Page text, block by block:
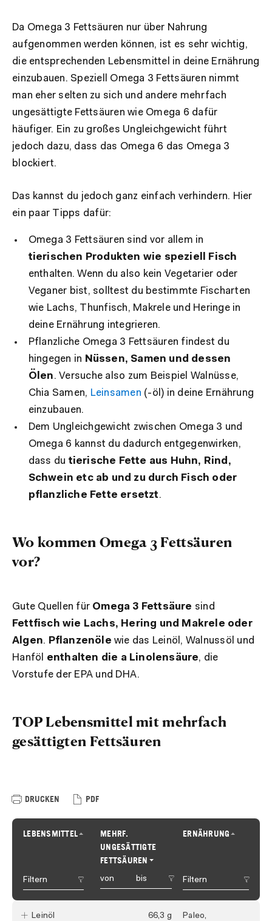
Da Omega 3 Fettsäuren nur über Nahrung
aufgenommen werden können, ist es sehr wichtig,
die entsprechenden Lebensmittel in deine Ernährung
einzubauen. Speziell Omega 3 Fettsäuren nimmt
man eher selten zu sich und andere mehrfach
ungesättigte Fettsäuren wie Omega 6 dafür
häufiger. Ein zu großes Ungleichgewicht führt
jedoch dazu, dass das Omega 6 das Omega 3
blockiert.
Das kannst du jedoch ganz einfach verhindern. Hier
ein paar Tipps dafür:
Omega 3 Fettsäuren sind vor allem in
tierischen Produkten wie speziell Fisch
enthalten. Wenn du also kein Vegetarier oder
Veganer bist, solltest du bestimmte Fischarten
wie Lachs, Thunfisch, Makrele und Heringe in
deine Ernährung integrieren.
Pflanzliche Omega 3 Fettsäuren findest du
hingegen in Nüssen, Samen und dessen
Ölen. Versuche also zum Beispiel Walnüsse,
Chia Samen, Leinsamen (-öl) in deine Ernährung
einzubauen.
Dem Ungleichgewicht zwischen Omega 3 und
Omega 6 kannst du dadurch entgegenwirken,
dass du tierische Fette aus Huhn, Rind,
Schwein etc ab und zu durch Fisch oder
pflanzliche Fette ersetzt.
Wo kommen Omega 3 Fettsäuren
vor?
Gute Quellen für Omega 3 Fettsäure sind
Fettfisch wie Lachs, Hering und Makrele oder
Algen. Pflanzenöle wie das Leinöl, Walnussöl und
Hanföl enthalten die a Linolensäure, die
Vorstufe der EPA und DHA.
TOP Lebensmittel mit mehrfach
gesättigten Fettsäuren
DRUCKEN PDF
LEBENSMITTEL
MEHRF.
UNGESÄTTIGTE
FETTSÄUREN
ERNÄHRUNG
Filtern
Leinöl 66,3
Paleo,